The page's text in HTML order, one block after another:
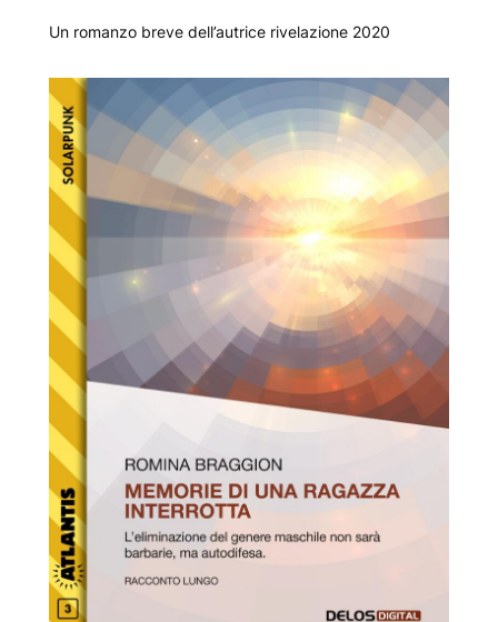
Un romanzo breve dell’autrice rivelazione 2020